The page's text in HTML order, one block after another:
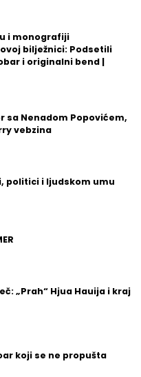
i monografiji
bilježnici: Podsetili
i originalni bend |
sa Nenadom Popovićem,
vebzina
politici i ljudskom umu
„Prah“ Hjua Hauija i kraj
koji se ne propušta